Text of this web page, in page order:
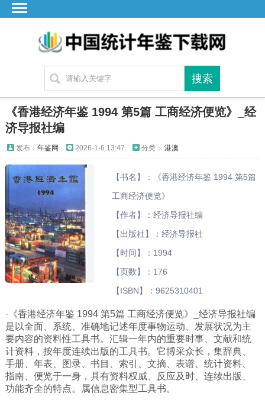
江苏
四川
贵州
云南
浙江
安徽
福建
海南
广西
上海
重庆
山西
黑龙江
《香港经济年鉴 1994 第5篇 工商经济便览》_经
济导报社编
发布： 年鉴网 2026-1-6 13:47 分类： 港澳
【书名】：《香港经济年鉴 1994 第5篇
工商经济便览》
【作者】：经济导报社编
【出版社】：经济导报社
【时间】：1994
【页数】：176
【ISBN】：9625310401
·《香港经济年鉴 1994 第5篇 工商经济便览》_经济导报社编
是以全面、系统、准确地记述年度事物运动、发展状况为主
要内容的资料性工具书。汇辑一年内的重要时事、文献和统
计资料，按年度连续出版的工具书。它博采众长，集辞典、
手册、年表、图录、书目、索引、文摘、表谱、统计资料、
指南、便览于一身，具有资料权威、反应及时、连续出版、
功能齐全的特点。属信息密集型工具书。